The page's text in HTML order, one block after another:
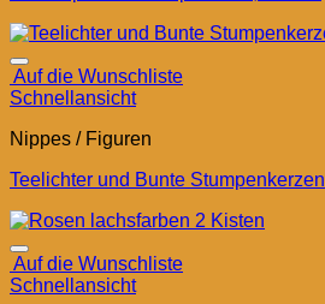
Auf die Wunschliste
Schnellansicht
Nippes / Figuren
Teelichter und Bunte Stumpenkerzen
Auf die Wunschliste
Schnellansicht